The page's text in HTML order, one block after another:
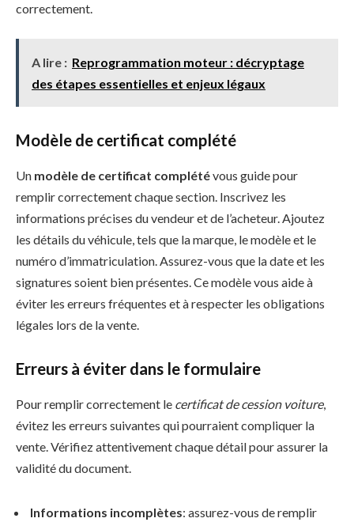
correctement.
A lire : Reprogrammation moteur : décryptage
des étapes essentielles et enjeux légaux
Modèle de certificat complété
Un modèle de certificat complétévous guide pour
remplir correctement chaque section. Inscrivez les
informations précises du vendeur et de l’acheteur. Ajoutez
les détails du véhicule, tels que la marque, le modèle et le
numéro d’immatriculation. Assurez-vous que la date et les
signatures soient bien présentes. Ce modèle vous aide à
éviter les erreurs fréquentes et à respecter les obligations
légales lors de la vente.
Erreurs à éviter dans le formulaire
Pour remplir correctement le certificat de cession voiture,
évitez les erreurs suivantes qui pourraient compliquer la
vente. Vérifiez attentivement chaque détail pour assurer la
validité du document.
Informations incomplètes: assurez-vous de remplir